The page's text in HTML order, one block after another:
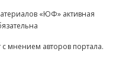
«ЮФ» активная
мнением авторов портала.